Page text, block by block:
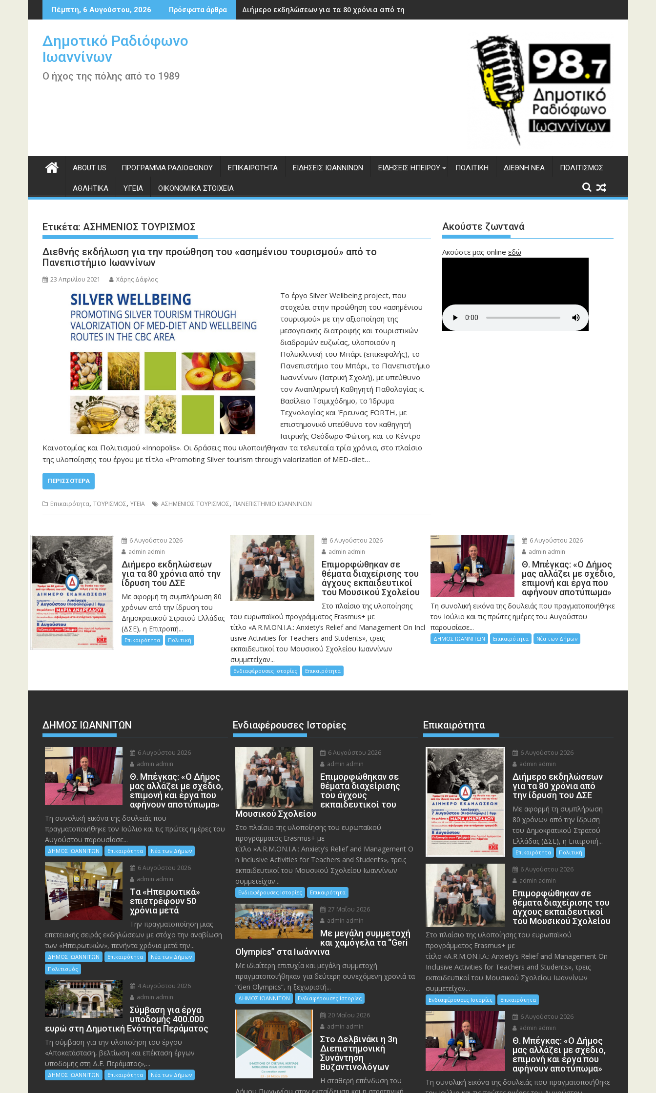
Περάστε
στο
Πέμπτη, 6 Αυγούστου, 2026 Πρόσφατα άρθρα Διήμερο εκδηλώσεων για τα 80 χρόνια από την ίδρυση του ΔΣΕ
Δημοτικό Ραδιόφωνο
Ιωαννίνων
Ο ήχος της πόλης από το 1989
ABOUT US ΠΡΌΓΡΑΜΜΑ ΡΑΔΙΟΦΏΝΟΥ ΕΠΙΚΑΙΡΌΤΗΤΑ ΕΙΔΉΣΕΙΣ ΙΩΑΝΝΊΝΩΝ ΕΙΔΉΣΕΙΣ ΗΠΕΊΡΟΥ ΠΟΛΙΤΙΚΉ ΔΙΕΘΝΉ ΝΈΑ ΠΟΛΙΤΙΣΜΌΣ
ΑΘΛΗΤΙΚΆ ΥΓΕΊΑ ΟΙΚΟΝΟΜΙΚΆ ΣΤΟΙΧΕΊΑ
Ετικέτα: ΑΣΗΜΕΝΙΟΣ ΤΟΥΡΙΣΜΟΣ
Διεθνής εκδήλωση για την προώθηση του «ασημένιου τουρισμού» από το
Πανεπιστήμιο Ιωαννίνων
23 Απριλίου 2021 Χάρης Δάφλος
Τo έργο Silver Wellbeing project, που
στοχεύει στην προώθηση του «ασημένιου
τουρισμού» με την αξιοποίηση της
μεσογειακής διατροφής και τουριστικών
διαδρομών ευζωίας, υλοποιούν η
Πολυκλινική του Μπάρι (επικεφαλής), το
Πανεπιστήμιο του Μπάρι, το Πανεπιστήμιο
Ιωαννίνων (Ιατρική Σχολή), με υπεύθυνο
τον Αναπληρωτή Καθηγητή Παθολογίας κ.
Βασίλειο Τσιμιχόδημο, το Ίδρυμα
Τεχνολογίας και Έρευνας FORTH, με
επιστημονικό υπεύθυνο τον καθηγητή
Ιατρικής Θεόδωρο Φώτση, και το Κέντρο
Καινοτομίας και Πολιτισμού «Innopolis». Οι δράσεις που υλοποιήθηκαν τα τελευταία τρία χρόνια, στο πλαίσιο
της υλοποίησης του έργου με τίτλο «Promoting Silver tourism through valorization of MED-diet…
ΠΕΡΙΣΣΌΤΕΡΑ
Επικαιρότητα, ΤΟΥΡΙΣΜΟΣ, ΥΓΕΙΑ ΑΣΗΜΕΝΙΟΣ ΤΟΥΡΙΣΜΟΣ, ΠΑΝΕΠΙΣΤΗΜΙΟ ΙΩΑΝΝΙΝΩΝ
Ακούστε ζωντανά
Ακούστε μας online εδώ
6 Αυγούστου 2026
admin admin
Διήμερο εκδηλώσεων
για τα 80 χρόνια από την
ίδρυση του ΔΣΕ
Με αφορμή τη συμπλήρωση 80
χρόνων από την ίδρυση του
Δημοκρατικού Στρατού Ελλάδας
(ΔΣΕ), η Επιτροπή...
Επικαιρότητα Πολιτική
6 Αυγούστου 2026
admin admin
Eπιμορφώθηκαν σε
θέματα διαχείρισης του
άγχους εκπαιδευτικοί
του Μουσικού Σχολείου
Στο πλαίσιο της υλοποίησης
του ευρωπαϊκού προγράμματος Erasmus+ με
τίτλο «A.R.M.ON.I.A.: Anxiety’s Relief and Management On Incl
usive Activities for Teachers and Students», τρεις
εκπαιδευτικοί του Μουσικού Σχολείου Ιωαννίνων
συμμετείχαν...
Ενδιαφέρουσες Ιστορίες Επικαιρότητα
6 Αυγούστου 2026
admin admin
Θ. Μπέγκας: «Ο Δήμος
μας αλλάζει με σχέδιο,
επιμονή και έργα που
αφήνουν αποτύπωμα»
Τη συνολική εικόνα της δουλειάς που πραγματοποιήθηκε
τον Ιούλιο και τις πρώτες ημέρες του Αυγούστου
παρουσίασε...
ΔΗΜΟΣ ΙΩΑΝΝΙΤΩΝ Επικαιρότητα Νέα των Δήμων
ΔΗΜΟΣ ΙΩΑΝΝΙΤΩΝ
6 Αυγούστου 2026
admin admin
Θ. Μπέγκας: «Ο Δήμος
μας αλλάζει με σχέδιο,
επιμονή και έργα που
αφήνουν αποτύπωμα»
Τη συνολική εικόνα της δουλειάς που
πραγματοποιήθηκε τον Ιούλιο και τις πρώτες ημέρες του
Αυγούστου παρουσίασε...
ΔΗΜΟΣ ΙΩΑΝΝΙΤΩΝ Επικαιρότητα Νέα των Δήμων
6 Αυγούστου 2026
admin admin
Tα «Ηπειρωτικά»
επιστρέφουν 50
χρόνια μετά
Την πραγματοποίηση μιας
επετειακής σειράς εκδηλώσεων με στόχο την αναβίωση
των «Ηπειρωτικών», πενήντα χρόνια μετά την...
ΔΗΜΟΣ ΙΩΑΝΝΙΤΩΝ Επικαιρότητα
Νέα των Δήμων
Πολιτισμός
4 Αυγούστου 2026
admin admin
Σύμβαση για έργα
υποδομής 400.000
ευρώ στη Δημοτική Ενότητα Περάματος
Τη σύμβαση για την υλοποίηση του έργου
«Αποκατάσταση, βελτίωση και επέκταση έργων
υποδομής στη Δ.Ε. Περάματος»,...
ΔΗΜΟΣ ΙΩΑΝΝΙΤΩΝ Επικαιρότητα Νέα των Δήμων
Ενδιαφέρουσες Ιστορίες
6 Αυγούστου 2026
admin admin
Eπιμορφώθηκαν σε
θέματα διαχείρισης
του άγχους
εκπαιδευτικοί του
Μουσικού Σχολείου
Στο πλαίσιο της υλοποίησης του ευρωπαϊκού
προγράμματος Erasmus+ με
τίτλο «A.R.M.ON.I.A.: Anxiety’s Relief and Management O
n Inclusive Activities for Teachers and Students», τρεις
εκπαιδευτικοί του Μουσικού Σχολείου Ιωαννίνων
συμμετείχαν...
Ενδιαφέρουσες Ιστορίες Επικαιρότητα
27 Μαΐου 2026
admin admin
Με μεγάλη συμμετοχή
και χαμόγελα τα “Geri
Olympics” στα Ιωάννινα
Με ιδιαίτερη επιτυχία και μεγάλη συμμετοχή
πραγματοποιήθηκαν για δεύτερη συνεχόμενη χρονιά τα
“Geri Olympics”, η ξεχωριστή...
ΔΗΜΟΣ ΙΩΑΝΝΙΤΩΝ Ενδιαφέρουσες Ιστορίες
20 Μαΐου 2026
admin admin
Στο Δελβινάκι η 3η
Διεπιστημονική
Συνάντηση
Βυζαντινολόγων
Η σταθερή επένδυση του
Επικαιρότητα
6 Αυγούστου 2026
admin admin
Διήμερο εκδηλώσεων
για τα 80 χρόνια από
την ίδρυση του ΔΣΕ
Με αφορμή τη συμπλήρωση
80 χρόνων από την ίδρυση
του Δημοκρατικού Στρατού
Ελλάδας (ΔΣΕ), η Επιτροπή...
Επικαιρότητα Πολιτική
6 Αυγούστου 2026
admin admin
Eπιμορφώθηκαν σε
θέματα διαχείρισης του
άγχους εκπαιδευτικοί
του Μουσικού Σχολείου
Στο πλαίσιο της υλοποίησης του ευρωπαϊκού
προγράμματος Erasmus+ με
τίτλο «A.R.M.ON.I.A.: Anxiety’s Relief and Management On
Inclusive Activities for Teachers and Students», τρεις
εκπαιδευτικοί του Μουσικού Σχολείου Ιωαννίνων
συμμετείχαν...
Ενδιαφέρουσες Ιστορίες Επικαιρότητα
6 Αυγούστου 2026
admin admin
Θ. Μπέγκας: «Ο Δήμος
μας αλλάζει με σχέδιο,
επιμονή και έργα που
αφήνουν αποτύπωμα»
Τη συνολική εικόνα της δουλειάς που πραγματοποιήθηκε